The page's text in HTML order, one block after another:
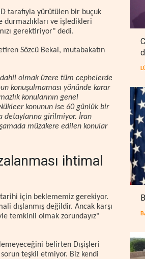
tarafıyla yürütülen bir buçuk
durmazlıkları ve işledikleri
gerektiriyor" dedi.
Sözcü Bekai, mutabakatın
olmak üzere tüm cephelerde
konuşulmaması yönünde karar
konularının genel
konunun ise 60 günlük bir
detaylarına girilmiyor. İran
müzakere edilen konular
ihtimal
için beklememiz gerekiyor.
dışlanmış değildir. Ancak karşı
temkinli olmak zorundayız"
belirten Dışişleri
sorun teşkil etmiyor. Biz kendi